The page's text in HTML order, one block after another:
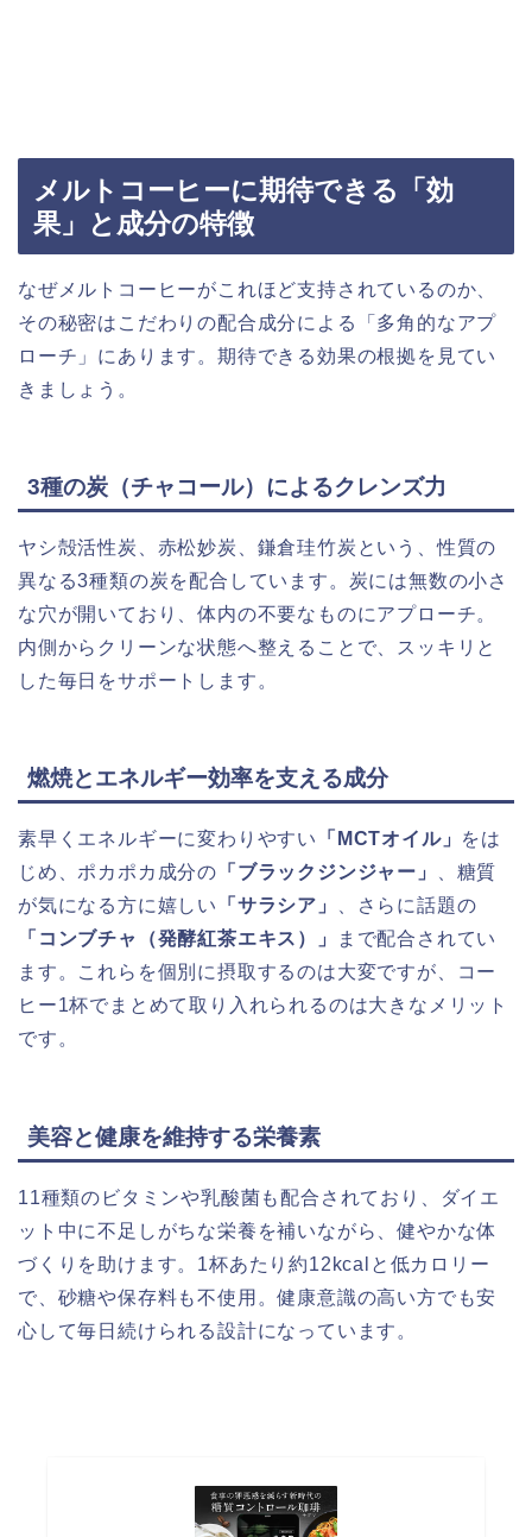
メルトコーヒーに期待できる「効
果」と成分の特徴
なぜメルトコーヒーがこれほど支持されているのか、
その秘密はこだわりの配合成分による「多角的なアプ
ローチ」にあります。期待できる効果の根拠を見てい
きましょう。
3種の炭（チャコール）によるクレンズ力
ヤシ殻活性炭、赤松妙炭、鎌倉珪竹炭という、性質の
異なる3種類の炭を配合しています。炭には無数の小さ
な穴が開いており、体内の不要なものにアプローチ。
内側からクリーンな状態へ整えることで、スッキリと
した毎日をサポートします。
燃焼とエネルギー効率を支える成分
素早くエネルギーに変わりやすい 「MCTオイル」 をは
じめ、ポカポカ成分の 「ブラックジンジャー」
、糖質
が気になる方に嬉しい
「サラシア」
、さらに話題の
「コンブチャ（発酵紅茶エキス）」
まで配合されてい
ます。これらを個別に摂取するのは大変ですが、コー
ヒー1杯でまとめて取り入れられるのは大きなメリット
です。
美容と健康を維持する栄養素
11種類のビタミンや乳酸菌も配合されており、ダイエ
ット中に不足しがちな栄養を補いながら、健やかな体
づくりを助けます。1杯あたり約12kcalと低カロリー
で、砂糖や保存料も不使用。健康意識の高い方でも安
心して毎日続けられる設計になっています。